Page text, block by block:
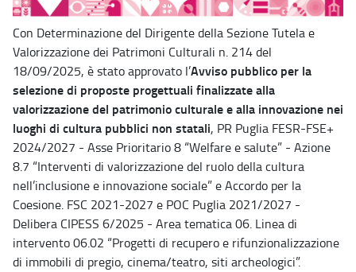
Con Determinazione del Dirigente della Sezione Tutela e
Valorizzazione dei Patrimoni Culturali n. 214 del
18/09/2025, è stato approvato l’Avviso pubblico per la
selezione di proposte progettuali finalizzate alla
valorizzazione del patrimonio culturale e alla innovazione nei
luoghi di cultura pubblici non statali, PR Puglia FESR-FSE+
2024/2027 - Asse Prioritario 8 “Welfare e salute” - Azione
8.7 “Interventi di valorizzazione del ruolo della cultura
nell’inclusione e innovazione sociale” e Accordo per la
Coesione. FSC 2021-2027 e POC Puglia 2021/2027 -
Delibera CIPESS 6/2025 - Area tematica 06. Linea di
intervento 06.02 “Progetti di recupero e rifunzionalizzazione
di immobili di pregio, cinema/teatro, siti archeologici”.